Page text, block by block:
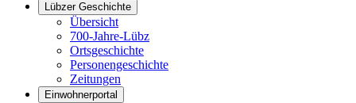
Lübzer Geschichte
Übersicht
700-Jahre-Lübz
Ortsgeschichte
Personengeschichte
Zeitungen
Einwohnerportal